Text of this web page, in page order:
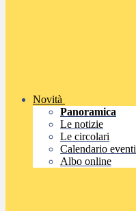
Novità
Panoramica
Le notizie
Le circolari
Calendario eventi
Albo online